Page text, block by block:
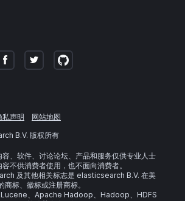
私声明
网站地图
B.V. 版权所有
、软件、讨论论坛、产品和服务仅供专业人士
不供消费者使用，也不面向消费者。
及其他相关标志是 elasticsearch B.V. 在美
商标、徽标或注册商标。
、Apache Hadoop、Hadoop、HDFS